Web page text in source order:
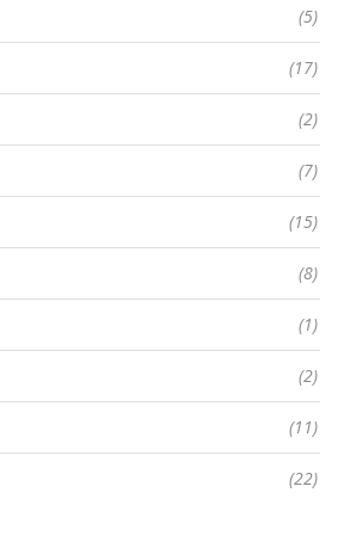
(5)
(17)
(2)
(7)
(15)
(8)
(1)
(2)
(11)
(22)